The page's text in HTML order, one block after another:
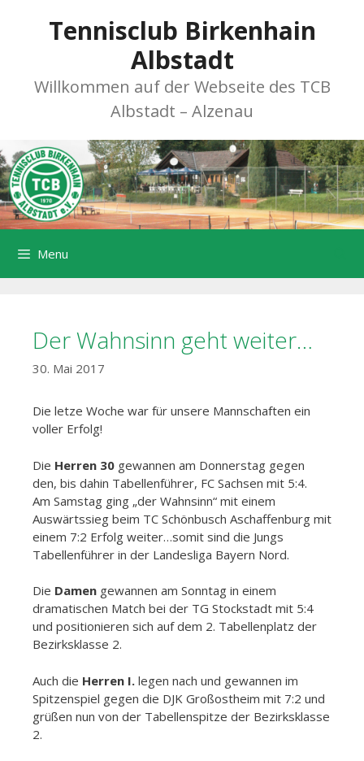
Tennisclub Birkenhain
Albstadt
Willkommen auf der Webseite des TCB
Albstadt – Alzenau
Menu
Der Wahnsinn geht weiter…
30. Mai 2017
Die letze Woche war für unsere Mannschaften ein
voller Erfolg!
Die Herren 30 gewannen am Donnerstag gegen
den, bis dahin Tabellenführer, FC Sachsen mit 5:4.
Am Samstag ging „der Wahnsinn“ mit einem
Auswärtssieg beim TC Schönbusch Aschaffenburg mit
einem 7:2 Erfolg weiter…somit sind die Jungs
Tabellenführer in der Landesliga Bayern Nord.
Die Damen gewannen am Sonntag in einem
dramatischen Match bei der TG Stockstadt mit 5:4
und positionieren sich auf dem 2. Tabellenplatz der
Bezirksklasse 2.
Auch die Herren I. legen nach und gewannen im
Spitzenspiel gegen die DJK Großostheim mit 7:2 und
grüßen nun von der Tabellenspitze der Bezirksklasse
2.